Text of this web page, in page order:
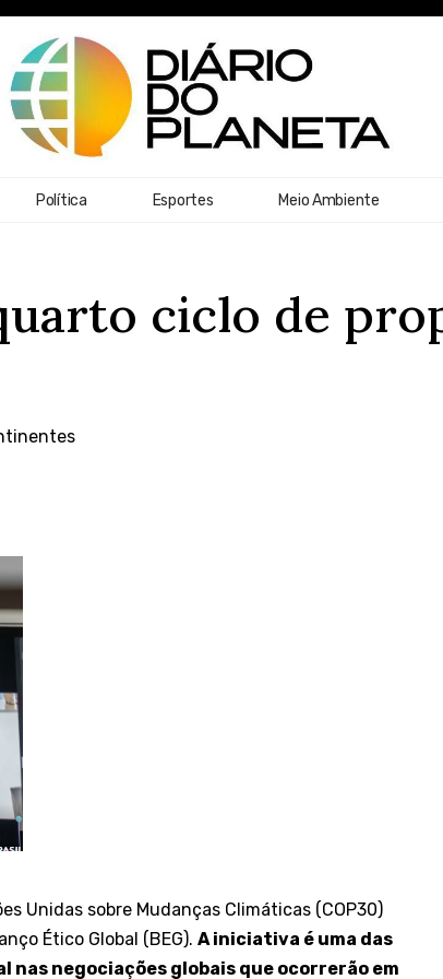
Política Esportes Meio Ambiente
ciclo de
Unidas sobre Mudanças Climáticas (COP30)
Ético Global (BEG).A iniciativa é uma das
negociações globais que ocorrerão em